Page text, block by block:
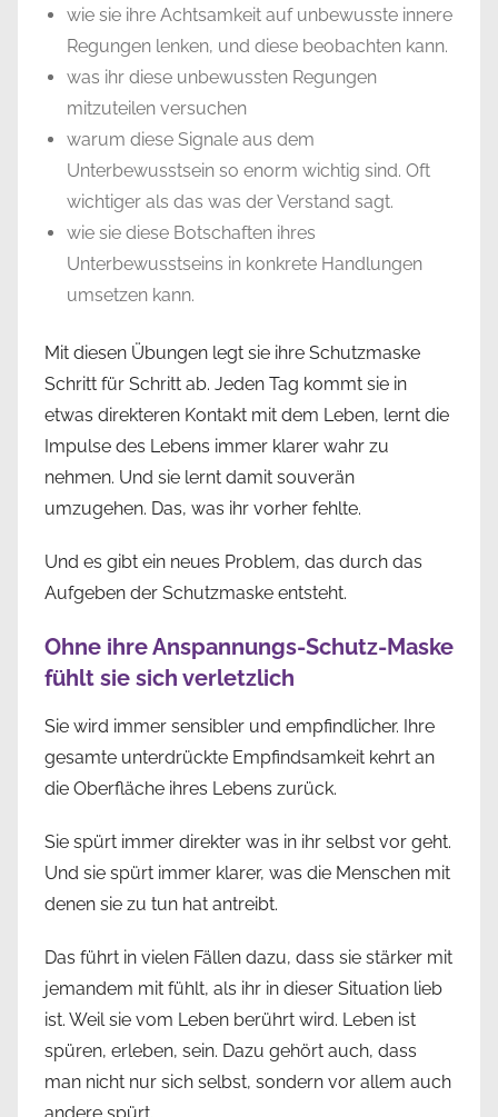
wie sie ihre Achtsamkeit auf unbewusste innere
Regungen lenken, und diese beobachten kann.
was ihr diese unbewussten Regungen
mitzuteilen versuchen
warum diese Signale aus dem
Unterbewusstsein so enorm wichtig sind. Oft
wichtiger als das was der Verstand sagt.
wie sie diese Botschaften ihres
Unterbewusstseins in konkrete Handlungen
umsetzen kann.
Mit diesen Übungen legt sie ihre Schutzmaske
Schritt für Schritt ab. Jeden Tag kommt sie in
etwas direkteren Kontakt mit dem Leben, lernt die
Impulse des Lebens immer klarer wahr zu
nehmen. Und sie lernt damit souverän
umzugehen. Das, was ihr vorher fehlte.
Und es gibt ein neues Problem, das durch das
Aufgeben der Schutzmaske entsteht.
Ohne ihre Anspannungs-Schutz-Maske
fühlt sie sich verletzlich
Sie wird immer sensibler und empfindlicher. Ihre
gesamte unterdrückte Empfindsamkeit kehrt an
die Oberfläche ihres Lebens zurück.
Sie spürt immer direkter was in ihr selbst vor geht.
Und sie spürt immer klarer, was die Menschen mit
denen sie zu tun hat antreibt.
Das führt in vielen Fällen dazu, dass sie stärker mit
jemandem mit fühlt, als ihr in dieser Situation lieb
ist. Weil sie vom Leben berührt wird. Leben ist
spüren, erleben, sein. Dazu gehört auch, dass
man nicht nur sich selbst, sondern vor allem auch